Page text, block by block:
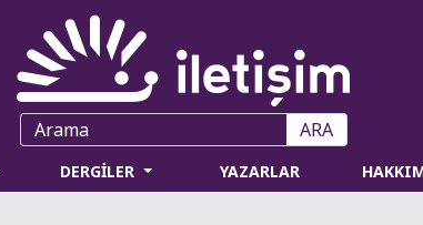
ARA
DERGİLER YAZARLAR